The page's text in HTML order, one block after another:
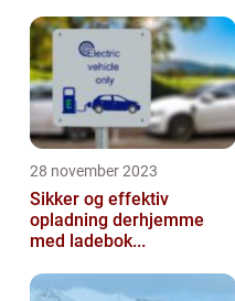
28 november 2023
Sikker og effektiv
opladning derhjemme
med ladebok...